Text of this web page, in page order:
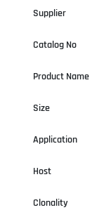
Supplier
Catalog No
Product Name
Size
Application
Host
Clonality